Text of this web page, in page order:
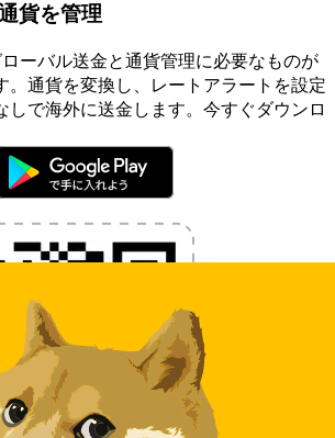
貨を管理
ーバル送金と通貨管理に必要なものが
。通貨を変換し、レートアラートを設定
しで海外に送金します。今すぐダウンロ